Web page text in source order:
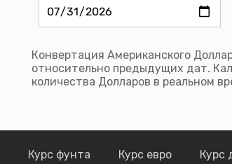
Конвертация Американского
относительно предыдущих дат.
количества Долларов в реальном
Курс фунта Курс евро Курс